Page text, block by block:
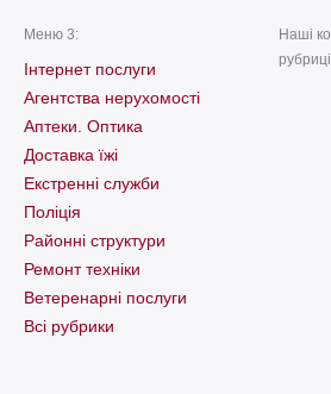
Меню 3:
Інтернет послуги
Агентства нерухомості
Аптеки. Оптика
Доставка їжі
Екстренні служби
Поліція
Районні структури
Ремонт техніки
Ветеренарні послуги
Всі рубрики
Наші